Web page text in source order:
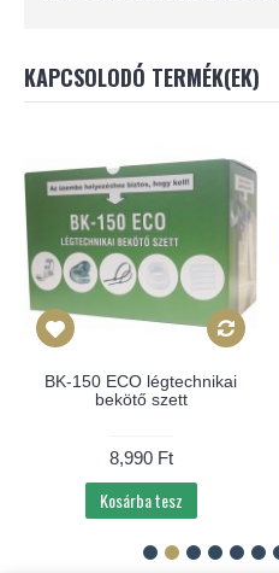
KAPCSOLODÓ TERMÉK(EK)
BK-150 ECO légtechnikai
bekötő szett
8,990 Ft
Kosárba tesz